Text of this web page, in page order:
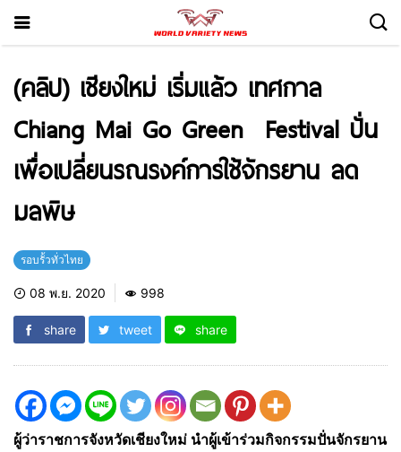
(คลิป) เชียงใหม่ เริ่มแล้ว เทศกาล
Chiang Mai Go Green Festival ปั่น
เพื่อเปลี่ยนรณรงค์การใช้จักรยาน ลด
มลพิษ
รอบรั้วทั่วไทย
08 พ.ย. 2020 998
share tweet share
ผู้ว่าราชการจังหวัดเชียงใหม่ นำผู้เข้าร่วมกิจกรรมปั่นจักรยาน